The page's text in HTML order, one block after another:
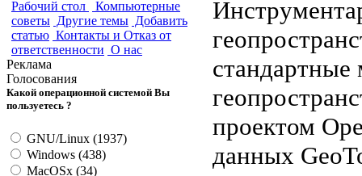
Рабочий стол
Компьютерные
советы Другие темы Добавить
статью Контакты и Отказ от
ответственности О нас
Реклама
Голосования
Какой операционной системой Вы
пользуетесь ?
GNU/Linux (1937)
Windows (438)
MacOSx (34)
проектом
данных